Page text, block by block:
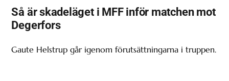
Så är skadeläget i MFF inför matchen mot
Degerfors
Gaute Helstrup går igenom förutsättningarna i truppen.